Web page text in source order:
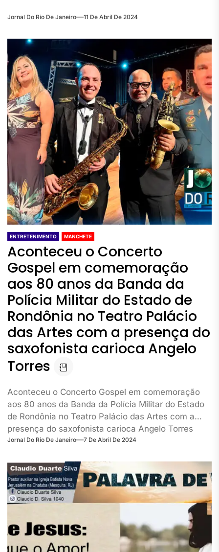
Jornal Do Rio De Janeiro 11 De Abril De 2024
ENTRETENIMENTO MANCHETE
Aconteceu o Concerto
Gospel em comemoração
aos 80 anos da Banda da
Polícia Militar do Estado de
Rondônia no Teatro Palácio
das Artes com a presença do
saxofonista carioca Angelo
Torres
Aconteceu o Concerto Gospel em comemoração
aos 80 anos da Banda da Polícia Militar do Estado
de Rondônia no Teatro Palácio das Artes com a
presença do saxofonista carioca Angelo Torres
Jornal Do Rio De Janeiro 7 De Abril De 2024